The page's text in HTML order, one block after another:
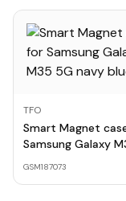
TFO
Smart Magnet
Samsung Galaxy
GSM187073